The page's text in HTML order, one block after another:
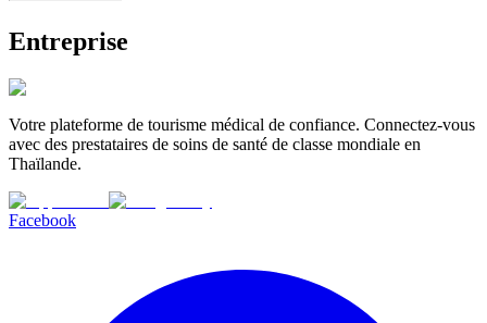
Entreprise
Votre plateforme de tourisme médical de confiance. Connectez-vous
avec des prestataires de soins de santé de classe mondiale en
Thaïlande.
Facebook